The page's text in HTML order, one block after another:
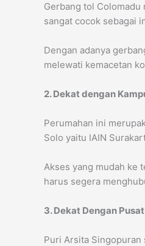
Gerbang tol
sangat cocok sebagai
Dengan adanya
melewati kemacetan
2. Dekat dengan
Perumahan ini
Solo yaitu IAIN
Akses yang mudah ke
harus segera
3. Dekat Dengan
Puri Arsita Singopuran